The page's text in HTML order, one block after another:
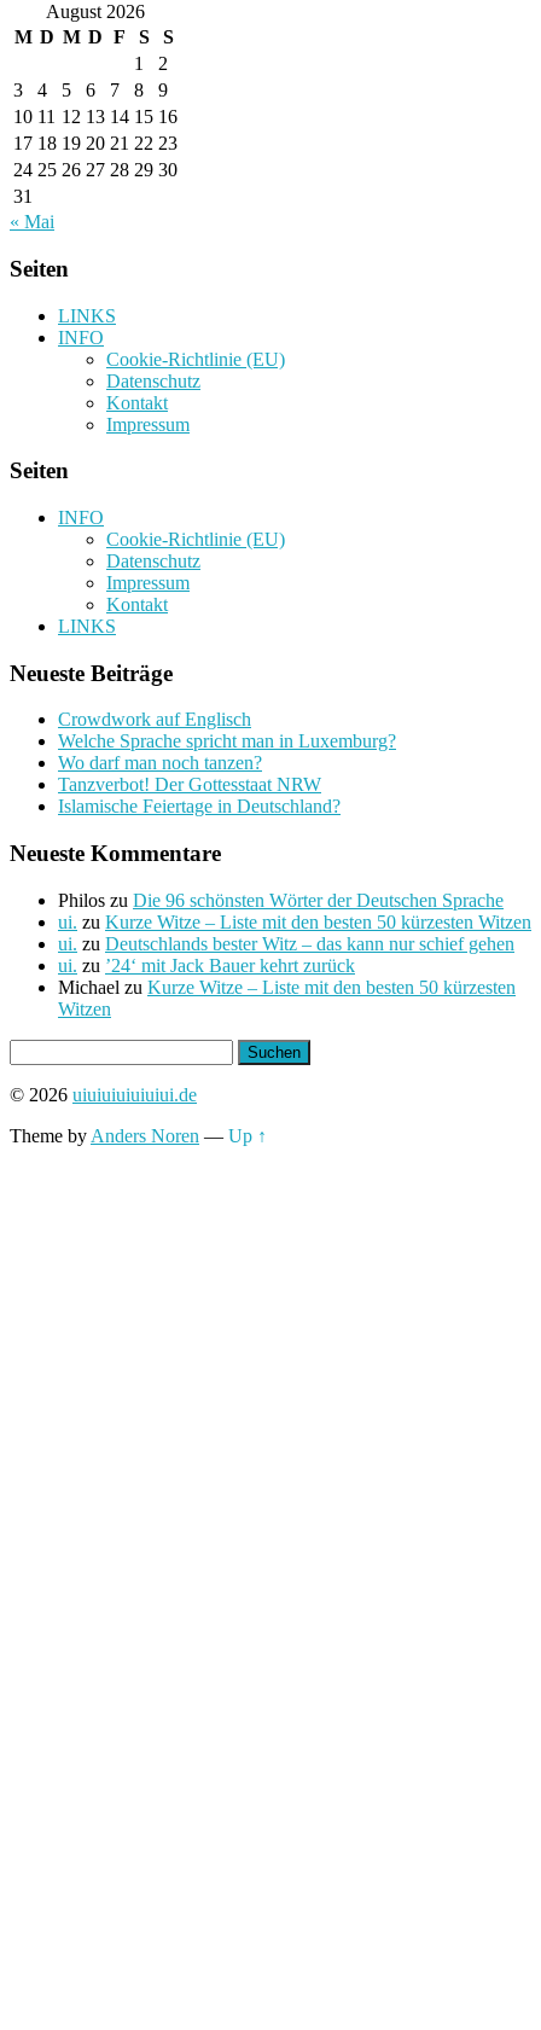
August 2026
M D M D F S
S
1
2
3
4 5 6 7 8
9
10 11 12 13 14 15 16
17 18 19 20 21 22 23
24 25 26 27 28 29 30
31
« Mai
Seiten
LINKS
INFO
Cookie-Richtlinie (EU)
Datenschutz
Kontakt
Impressum
Seiten
INFO
Cookie-Richtlinie (EU)
Datenschutz
Impressum
Kontakt
LINKS
Neueste Beiträge
Crowdwork auf Englisch
Welche Sprache spricht man in Luxemburg?
Wo darf man noch tanzen?
Tanzverbot! Der Gottesstaat NRW
Islamische Feiertage in Deutschland?
Neueste Kommentare
Philos zu Die 96 schönsten Wörter der Deutschen Sprache
ui. zu Kurze Witze – Liste mit den besten 50 kürzesten Witzen
ui. zu Deutschlands bester Witz – das kann nur schief gehen
ui. zu ’24‘ mit Jack Bauer kehrt zurück
Michael zu Kurze Witze – Liste mit den besten 50 kürzesten
Witzen
nach:
© 2026 uiuiuiuiuiuiui.de
Theme by Anders Noren — Up ↑